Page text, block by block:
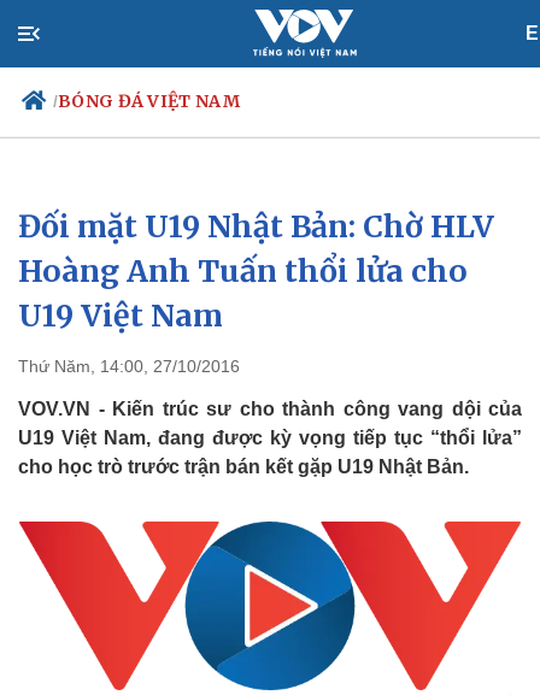
/BÓNG ĐÁ VIỆT NAM
Chính trị
Đảng
Tổ chức nhân sự
Quốc hội
Nhận diện sự thật
Xã hội
Tin 24h
Dự báo thời tiết
Đối mặt U19 Nhật Bản: Chờ HLV
Hoàng Anh Tuấn thổi lửa cho
U19 Việt Nam
Thứ Năm, 14:00, 27/10/2016
VOV.VN - Kiến trúc sư cho thành công vang dội của
U19 Việt Nam, đang được kỳ vọng tiếp tục “thổi lửa”
cho học trò trước trận bán kết gặp U19 Nhật Bản.